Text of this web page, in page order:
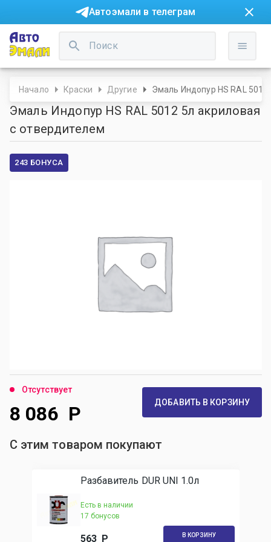
Автоэмали в телеграм
Начало Краски Другие Эмаль Индопур HS RAL
Эмаль Индопур HS RAL 5012 5л акриловая
с отвердителем
243 БОНУСА
Отсутствует
8 086 Р ДОБАВИТЬ В КОРЗИНУ
С этим товаром покупают
Разбавитель DUR UNI 1.0л
Есть в наличии
17 бонусов
563 Р В КОРЗИНУ